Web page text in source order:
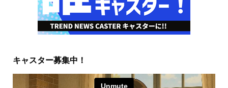
キャスター募集中！